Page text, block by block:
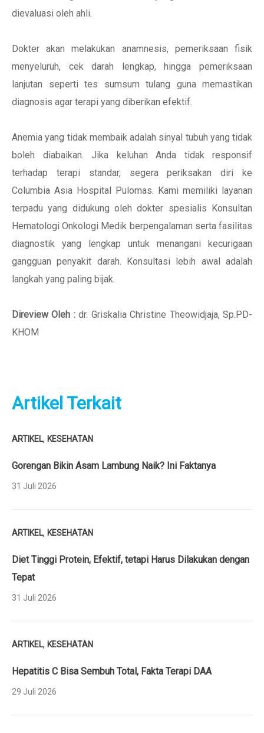
dievaluasi oleh ahli.
Dokter akan melakukan anamnesis, pemeriksaan fisik
menyeluruh, cek darah lengkap, hingga pemeriksaan
lanjutan seperti tes sumsum tulang guna memastikan
diagnosis agar terapi yang diberikan efektif.
Anemia yang tidak membaik adalah sinyal tubuh yang tidak
boleh diabaikan. Jika keluhan Anda tidak responsif
terhadap terapi standar, segera periksakan diri ke
Columbia Asia Hospital Pulomas. Kami memiliki layanan
terpadu yang didukung oleh dokter spesialis Konsultan
Hematologi Onkologi Medik berpengalaman serta fasilitas
diagnostik yang lengkap untuk menangani kecurigaan
gangguan penyakit darah. Konsultasi lebih awal adalah
langkah yang paling bijak.
Direview Oleh :dr. Griskalia Christine Theowidjaja, Sp.PD-
KHOM
Artikel Terkait
ARTIKEL, KESEHATAN
Gorengan Bikin Asam Lambung Naik? Ini Faktanya
31 Juli 2026
ARTIKEL, KESEHATAN
Diet Tinggi Protein, Efektif, tetapi Harus Dilakukan dengan
Tepat
31 Juli 2026
ARTIKEL, KESEHATAN
Hepatitis C Bisa Sembuh Total, Fakta Terapi DAA
29 Juli 2026